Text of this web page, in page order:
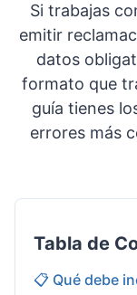
Si trabajas
emitir
datos
formato que
guía tienes
errores más
Tabla de
📋 Qué debe